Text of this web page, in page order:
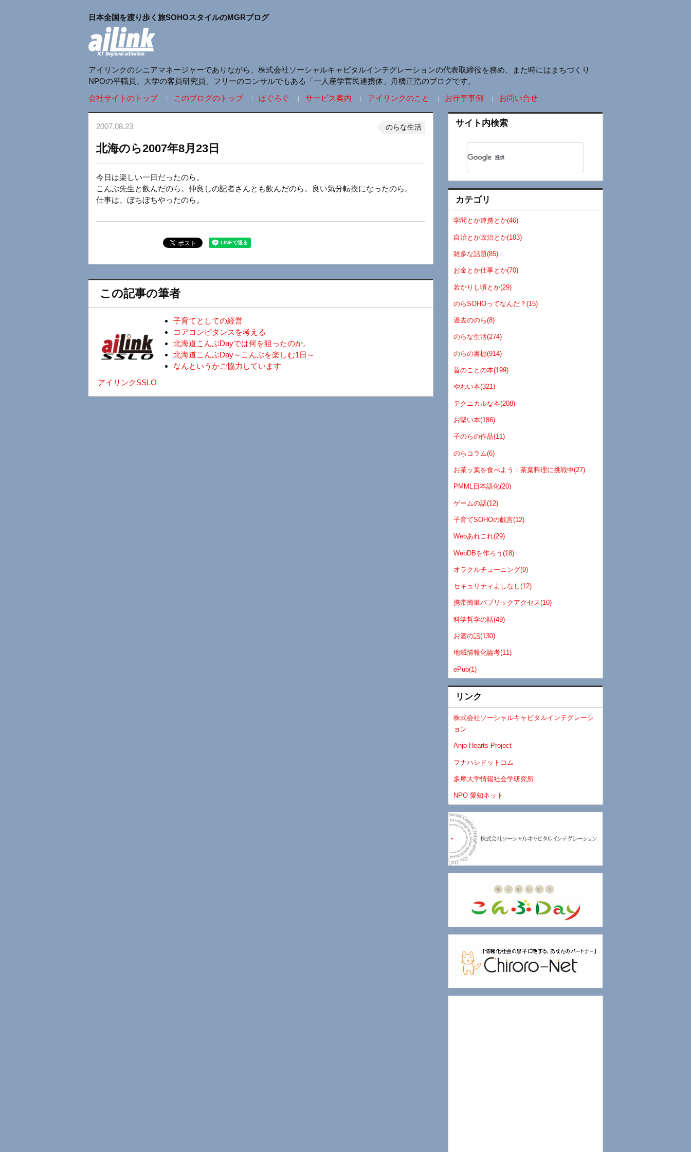
日本全国を渡り歩く旅SOHOスタイルのMGRブログ
アイリンクのシニアマネージャーでありながら、株式会社ソーシャルキャピタルインテグレーションの代表取締役を務め、また時にはまちづくり
NPOの平職員、大学の客員研究員、フリーのコンサルでもある「一人産学官民連携体」舟橋正浩のブログです。
会社サイトのトップ
このブログのトップ ぱぐろぐ サービス案内 アイリンクのこと お仕事事例 お問い合せ
2007.08.23 のらな生活
北海のら2007年8月23日
今日は楽しい一日だったのら。
こんぶ先生と飲んだのら。仲良しの記者さんとも飲んだのら。良い気分転換になったのら。
仕事は、ぼちぼちやったのら。
この記事の筆者
アイリンクSSLO
子育てとしての経営
コアコンピタンスを考える
北海道こんぶDayでは何を狙ったのか。
北海道こんぶDay～こんぶを楽しむ1日～
なんというかご協力しています
サイト内検索
カテゴリ
学問とか連携とか(46)
自治とか政治とか(103)
雑多な話題(85)
お金とか仕事とか(70)
若かりし頃とか(29)
のらSOHOってなんだ？(15)
過去ののら(8)
のらな生活(274)
のらの書棚(914)
昔のことの本(199)
やわい本(321)
テクニカルな本(208)
お堅い本(186)
子のらの作品(11)
のらコラム(6)
お茶ッ葉を食べよう：茶葉料理に挑戦中(27)
PMML日本語化(20)
ゲームの話(12)
子育てSOHOの戯言(12)
Webあれこれ(29)
WebDBを作ろう(18)
オラクルチューニング(9)
セキュリティよしなし(12)
携帯簡単パブリックアクセス(10)
科学哲学の話(49)
お酒の話(130)
地域情報化論考(11)
ePub(1)
リンク
株式会社ソーシャルキャピタルインテグレーシ
ョン
Anjo Hearts Project
フナハシドットコム
多摩大学情報社会学研究所
NPO 愛知ネット